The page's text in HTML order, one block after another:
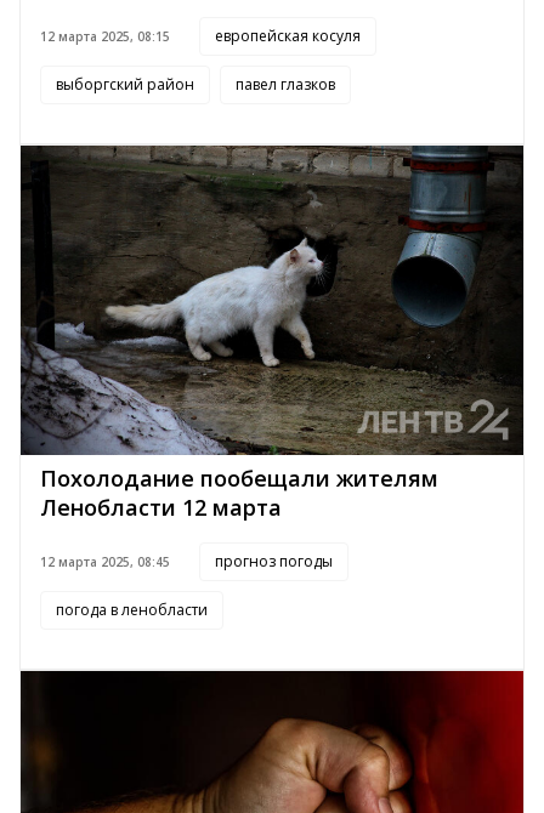
12 марта 2025, 08:15 европейская косуля
выборгский район павел глазков
Похолодание пообещали жителям
Ленобласти 12 марта
12 марта 2025, 08:45 прогноз погоды
погода в ленобласти